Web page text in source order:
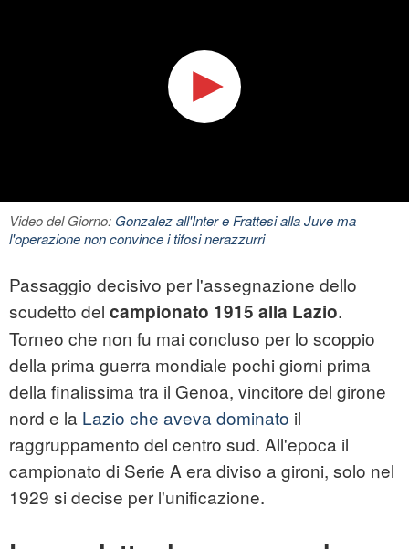
Video del Giorno: Gonzalez all'Inter e Frattesi alla Juve ma
l'operazione non convince i tifosi nerazzurri
Passaggio decisivo per l'assegnazione dello
scudetto del campionato 1915 alla Lazio.
Torneo che non fu mai concluso per lo scoppio
della prima guerra mondiale pochi giorni prima
della finalissima tra il Genoa, vincitore del girone
nord e la Lazio che aveva dominato il
raggruppamento del centro sud. All'epoca il
campionato di Serie A era diviso a gironi, solo nel
1929 si decise per l'unificazione.